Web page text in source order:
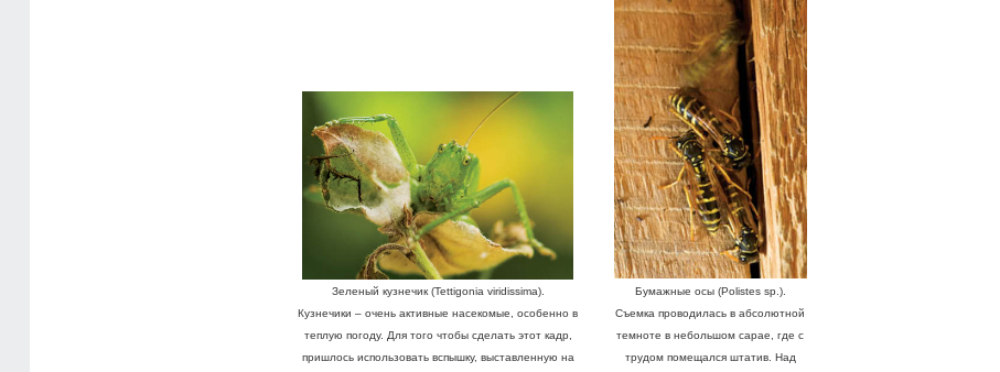
Зеленый кузнечик (Tettigonia viridissima).
Кузнечики – очень активные насекомые, особенно в
теплую погоду. Для того чтобы сделать этот кадр,
пришлось использовать вспышку, выставленную на
Бумажные осы (Polistes sp.).
Съемка проводилась в абсолютной
темноте в небольшом сарае, где с
трудом помещался штатив. Над